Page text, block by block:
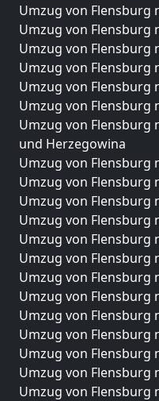
Umzug von Flensburg
Umzug von Flensburg
Umzug von Flensburg
Umzug von Flensburg
Umzug von Flensburg
Umzug von Flensburg
Umzug von Flensburg
und Herzegowina
Umzug von Flensburg
Umzug von Flensburg
Umzug von Flensburg
Umzug von Flensburg
Umzug von Flensburg
Umzug von Flensburg
Umzug von Flensburg
Umzug von Flensburg
Umzug von Flensburg
Umzug von Flensburg
Umzug von Flensburg
Umzug von Flensburg
Umzug von Flensburg